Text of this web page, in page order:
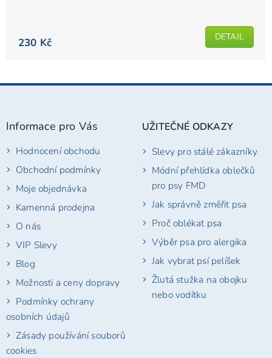
230 Kč DETAIL
Z
Informace pro Vás
Hodnocení obchodu
Obchodní podmínky
Moje objednávka
Kamenná prodejna
O nás
VIP Slevy
Blog
Možnosti a ceny dopravy
Podmínky ochrany
osobních údajů
Zásady používání souborů
cookies
UŽITEČNÉ ODKAZY
Slevy pro stálé zákazníky
Módní přehlídka oblečků
pro psy FMD
Jak správně změřit psa
Proč oblékat psa
Výběr psa pro alergika
Jak vybrat psí pelíšek
Žlutá stužka na obojku
nebo vodítku